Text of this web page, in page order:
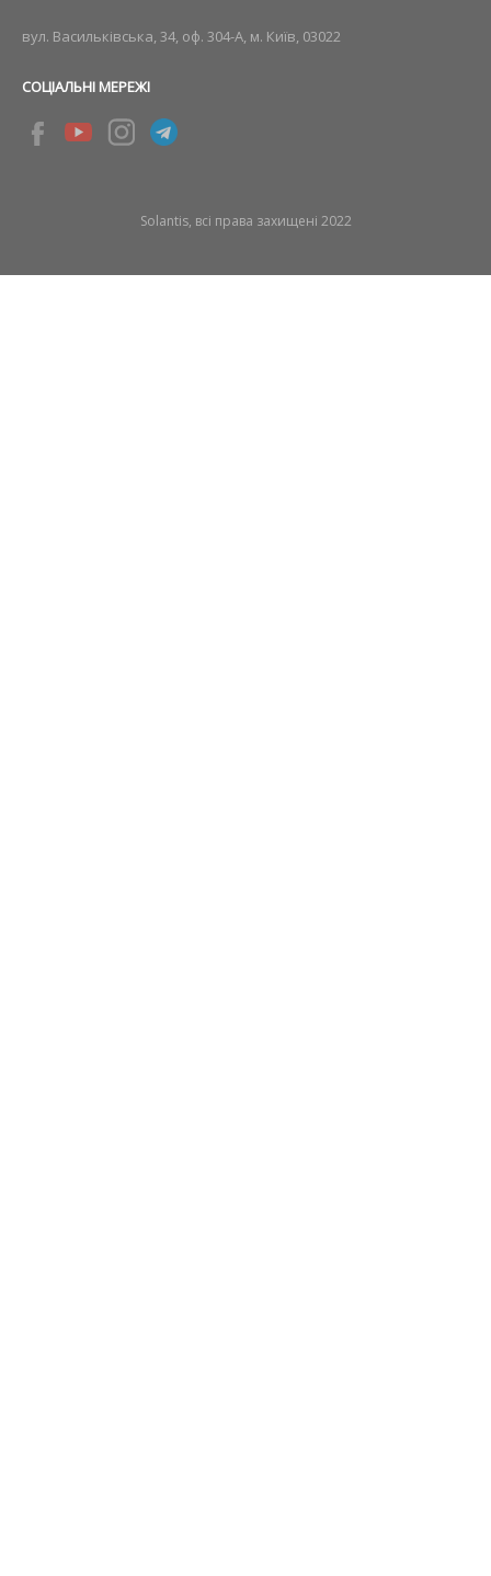
вул. Васильківська, 34, оф. 304-А, м. Київ, 03022
СОЦІАЛЬНІ МЕРЕЖІ
Solantis, всі права захищені 2022